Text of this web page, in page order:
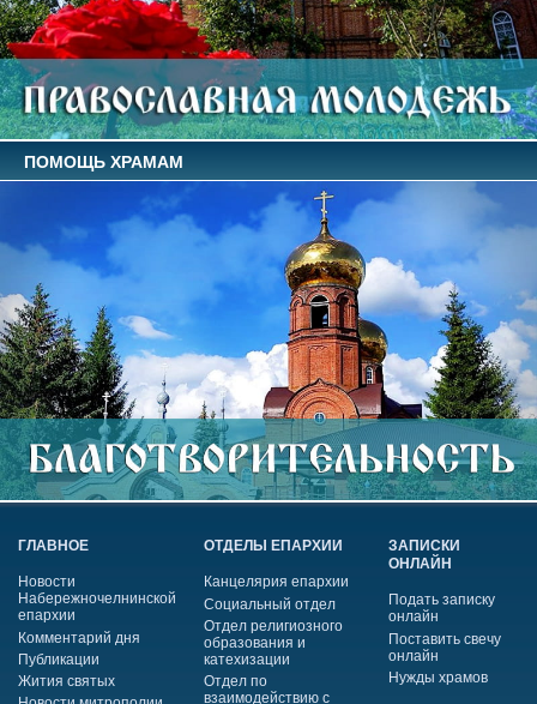
ПОМОЩЬ ХРАМАМ
ГЛАВНОЕ
Новости
Набережночелнинской
епархии
Комментарий дня
Публикации
Жития святых
ОТДЕЛЫ ЕПАРХИИ
Канцелярия епархии
Социальный отдел
Отдел религиозного
образования и
катехизации
Отдел по
взаимодействию с
ЗАПИСКИ
ОНЛАЙН
Подать записку
онлайн
Поставить свечу
онлайн
Нужды храмов